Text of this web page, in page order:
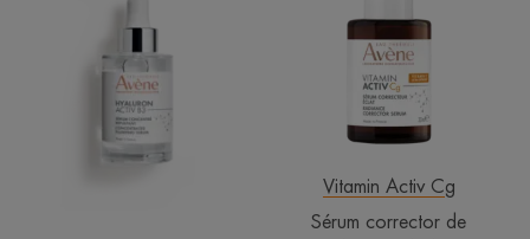
luminosidad
Vitamin Activ Cg
Sérum corrector de